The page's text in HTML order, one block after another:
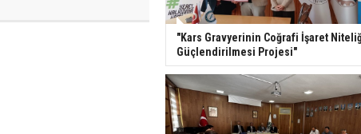
"Kars Gravyerinin Coğrafi İşaret
Güçlendirilmesi Projesi"